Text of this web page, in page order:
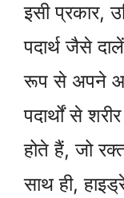
इसी प्रकार,
पदार्थ जैसे
रूप से अपने
पदार्थों से
होते हैं, जो
साथ ही,